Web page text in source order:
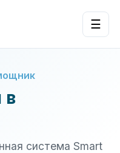
☰
в
система Smart